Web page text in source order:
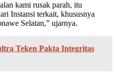
kami rusak parah, itu
Instansi terkait, khususnya
Selatan,” ujarnya.
Teken Pakta Integritas